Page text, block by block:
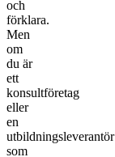
och
förklara.
Men
om
du är
ett
konsultföretag
eller
en
utbildningsleverantör
som